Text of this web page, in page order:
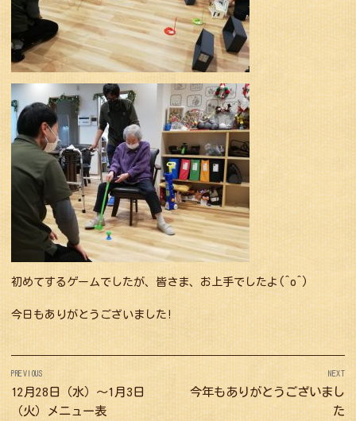
初めてするゲームでしたが、皆さま、お上手でしたよ(^o^)
今日もありがとうございました!
投
稿
ナ
PREVIOUS
Previous
post:
12月28日（水）〜1月3日
（火）メニュー表
NEXT
Next
post:
今年もありがとうございまし
た